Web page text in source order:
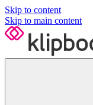
Skip to content
Skip to main content